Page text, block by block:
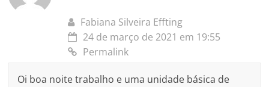
Fabiana Silveira Effting
24 de março de 2021 em 19:55
Permalink
Oi boa noite trabalho e uma unidade básica de